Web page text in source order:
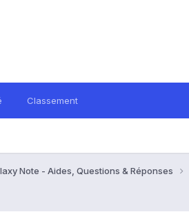
Classement
Note - Aides, Questions & Réponses